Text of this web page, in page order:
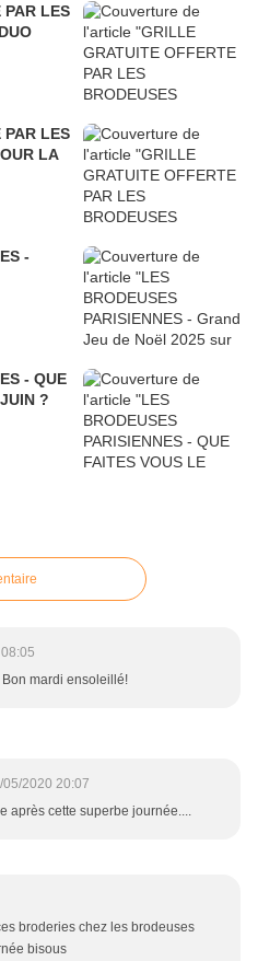
PAR LES
PAR LES
LA
-
- QUE
?
mardi ensoleillé!
05/2020 20:07
après cette superbe journée....
broderies chez les brodeuses
bisous